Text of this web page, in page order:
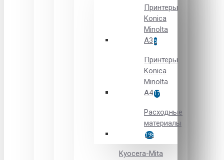
Принтеры
Konica
Minolta
A3 5
Принтеры
Konica
Minolta
A417
Расходные
материалы
198
Kyocera-Mita